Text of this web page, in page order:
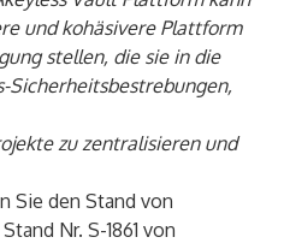
und kohäsivere Plattform
stellen, die sie in die
Sicherheitsbestrebungen,
zu zentralisieren und
Sie den Stand von
Nr. S-1861 von